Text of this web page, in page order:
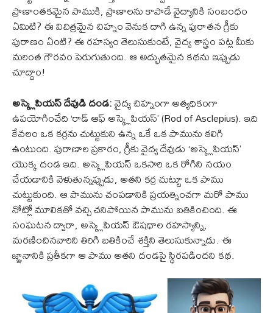
ప్రాణాంతకమైన పాముకి, ప్రాణాలను కాపాడే వైద్యానికి సంబంధం
ఏమిటి? ఈ విచిత్రమైన చిహ్నం వెనుక దాగి ఉన్న పురాతన గ్రీకు
పురాణం ఏంటి? ఈ రహస్యం తెలుసుకుంటే, వైద్య శాస్త్రం పట్ల మీకు
మరింత గౌరవం పెరుగుతుంది. ఆ అద్భుతమైన కథను ఇప్పుడు
చూద్దాం!
అస్క్లెపియస్ దేవుడి దండ:వైద్య చిహ్నంగా అత్యధికంగా
ఉపయోగించేది ‘రాడ్ ఆఫ్ అస్క్లెపియస్’ (Rod of Asclepius). ఇది
కేవలం ఒక కర్రను చుట్టుకుని ఉన్న ఒకే ఒక పామును కలిగి
ఉంటుంది. పురాణాల ప్రకారం, గ్రీకు వైద్య దేవుడు ‘అస్క్లెపియస్’
యొక్క దండ ఇది. అస్క్లెపియస్ ఒకసారి ఒక రోగిని నయం
చేయడానికి వెళుతున్నప్పుడు, అతని కర్ర చుట్టూ ఒక పాము
చుట్టుకుంది. ఆ పామును చంపడానికి ప్రయత్నించగా మరో పాము
నోట్లో మూలికతో వచ్చి చనిపోయిన పామును బతికించింది. ఈ
సంఘటన ద్వారా, అస్క్లెపియస్ ఔషధాల రహస్యాన్ని,
మరణించినవారిని తిరిగి బతికించే శక్తిని తెలుసుకున్నాడు. ఈ
జ్ఞానానికి ప్రతీకగా ఆ పాము అతని దండపై స్థిరపడిందని కథ.